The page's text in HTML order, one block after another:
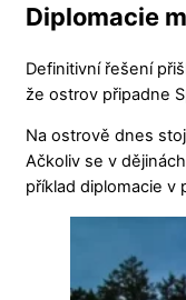
Diplomacie
Definitivní řešení
že ostrov připadne
Na ostrově dnes
Ačkoliv se v
příklad diplomacie v